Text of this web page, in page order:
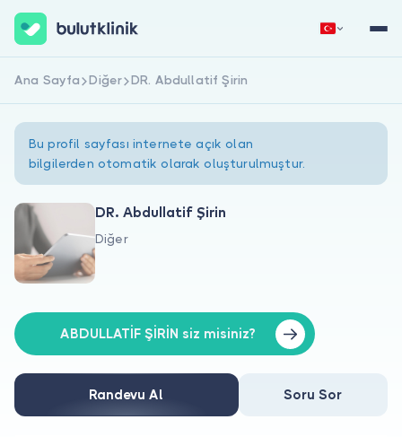
Hakkımızda
Doktorlar için
Doktor musunuz?
Hemen Kaydol
Ana Sayfa Diğer DR. Abdullatif Şirin
Bu profil sayfası internete açık olan
bilgilerden otomatik olarak oluşturulmuştur.
DR. Abdullatif Şirin
Diğer
ABDULLATİF ŞİRİN siz misiniz?
Randevu Al Soru Sor